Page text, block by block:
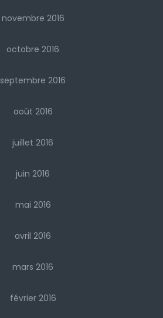
novembre 2016
octobre 2016
septembre 2016
août 2016
juillet 2016
juin 2016
mai 2016
avril 2016
mars 2016
février 2016